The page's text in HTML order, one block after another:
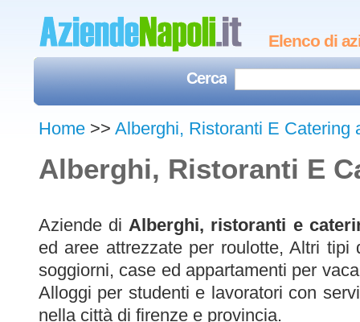
Elenco di
Cerca
Home >> Alberghi, Ristoranti E Catering
Alberghi, Ristoranti E
Aziende di Alberghi, ristoranti e
ed aree attrezzate per roulotte, Altri tipi
soggiorni, case ed appartamenti per
Alloggi per studenti e lavoratori con
nella città di firenze e provincia.